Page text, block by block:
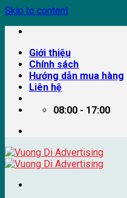
Skip to content
Giới thiệu
Chính sách
Hướng dẫn mua hàng
Liên hệ
08:00 - 17:00